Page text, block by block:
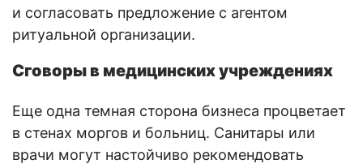
и согласовать предложение с агентом
ритуальной организации.
Сговоры в медицинских учреждениях
Еще одна темная сторона бизнеса процветает
в стенах моргов и больниц. Санитары или
врачи могут настойчиво рекомендовать